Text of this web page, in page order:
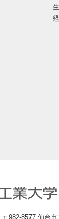
〒982-8577 仙台